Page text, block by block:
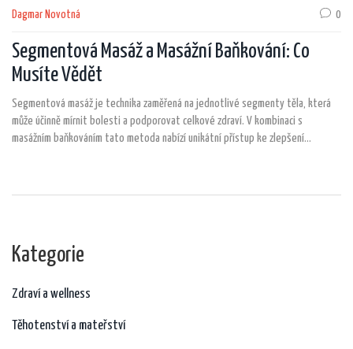
Dagmar Novotná 0
Segmentová Masáž a Masážní Baňkování: Co
Musíte Vědět
Segmentová masáž je technika zaměřená na jednotlivé segmenty těla, která
může účinně mírnit bolesti a podporovat celkové zdraví. V kombinaci s
masážním baňkováním tato metoda nabízí unikátní přístup ke zlepšení
Kategorie
Zdraví a wellness
Těhotenství a mateřství